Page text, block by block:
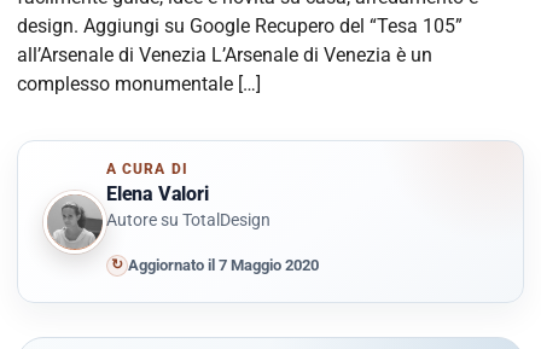
design. Aggiungi su Google Recupero del “Tesa 105”
all’Arsenale di Venezia L’Arsenale di Venezia è un
complesso monumentale […]
A CURA DI
Elena Valori
Autore su TotalDesign
↻ Aggiornato il 7 Maggio 2020